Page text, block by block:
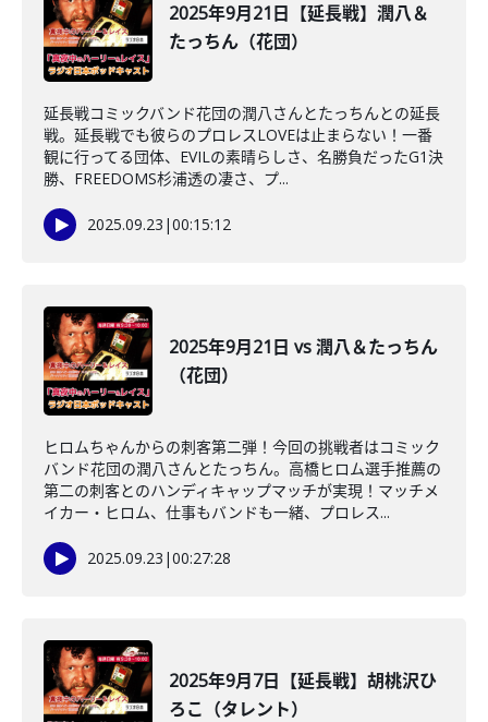
2025年9月21日【延長戦】潤八＆
たっちん（花団）
延長戦コミックバンド花団の潤八さんとたっちんとの延長
戦。延長戦でも彼らのプロレスLOVEは止まらない！一番
観に行ってる団体、EVILの素晴らしさ、名勝負だったG1決
勝、FREEDOMS杉浦透の凄さ、プ...
2025.09.23 |00:15:12
2025年9月21日 vs 潤八＆たっちん
（花団）
ヒロムちゃんからの刺客第二弾！今回の挑戦者はコミック
バンド花団の潤八さんとたっちん。高橋ヒロム選手推薦の
第二の刺客とのハンディキャップマッチが実現！マッチメ
イカー・ヒロム、仕事もバンドも一緒、プロレス...
2025.09.23 |00:27:28
2025年9月7日【延長戦】胡桃沢ひ
ろこ（タレント）